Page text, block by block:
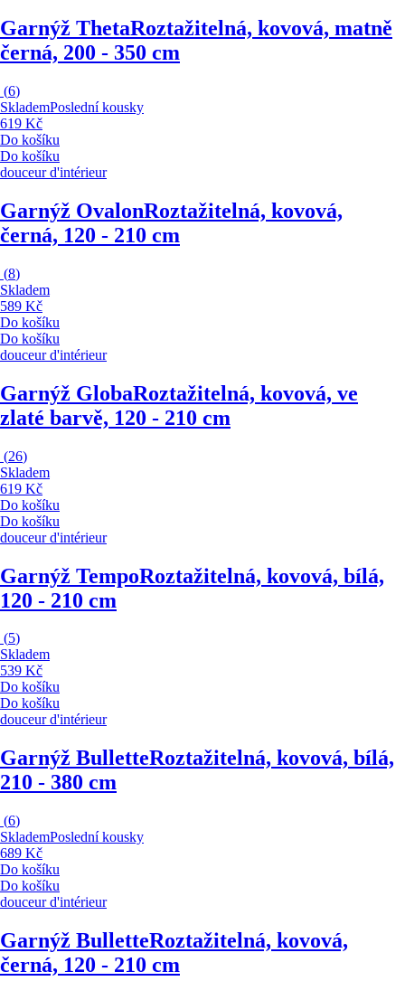
Garnýž ThetaRoztažitelná, kovová, matně
černá, 200 - 350 cm
(6)
SklademPoslední kousky
619 Kč
Do košíku
Do košíku
douceur d'intérieur
Garnýž OvalonRoztažitelná, kovová,
černá, 120 - 210 cm
(8)
Skladem
589 Kč
Do košíku
Do košíku
douceur d'intérieur
Garnýž GlobaRoztažitelná, kovová, ve
zlaté barvě, 120 - 210 cm
(26)
Skladem
619 Kč
Do košíku
Do košíku
douceur d'intérieur
Garnýž TempoRoztažitelná, kovová, bílá,
120 - 210 cm
(5)
Skladem
539 Kč
Do košíku
Do košíku
douceur d'intérieur
Garnýž BulletteRoztažitelná, kovová, bílá,
210 - 380 cm
(6)
SklademPoslední kousky
689 Kč
Do košíku
Do košíku
douceur d'intérieur
Garnýž BulletteRoztažitelná, kovová,
černá, 120 - 210 cm